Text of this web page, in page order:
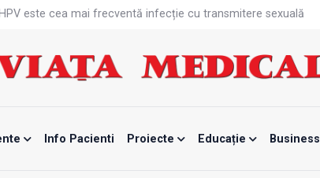
este cea mai frecventă infecție cu transmitere sexuală
blocată temporar
de la specialiști
mamei și copilului
Info Pacienti Proiecte Educație Business